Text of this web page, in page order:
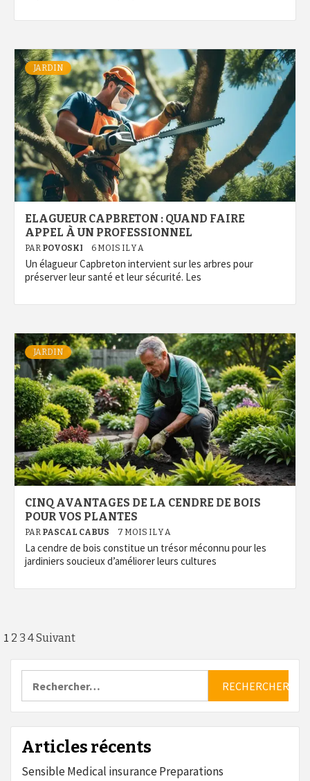
JARDIN
ELAGUEUR CAPBRETON : QUAND FAIRE
APPEL À UN PROFESSIONNEL
PAR POVOSKI 6 MOIS IL Y A
Un élagueur Capbreton intervient sur les arbres pour
préserver leur santé et leur sécurité. Les
JARDIN
CINQ AVANTAGES DE LA CENDRE DE BOIS
POUR VOS PLANTES
PAR PASCAL CABUS 7 MOIS IL Y A
La cendre de bois constitue un trésor méconnu pour les
jardiniers soucieux d’améliorer leurs cultures
Pagination
des
publications
1 2 3 4Suivant
Articles récents
Sensible Medical insurance Preparations